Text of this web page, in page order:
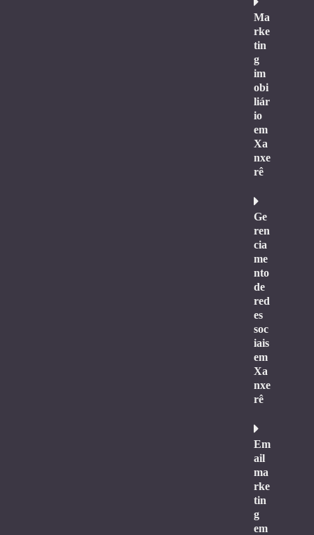
Ma
rke
tin
g
im
obi
liár
io
em
Xa
nxe
rê
Ge
ren
cia
me
nto
de
red
es
soc
iais
em
Xa
nxe
rê
Em
ail
ma
rke
tin
g
em